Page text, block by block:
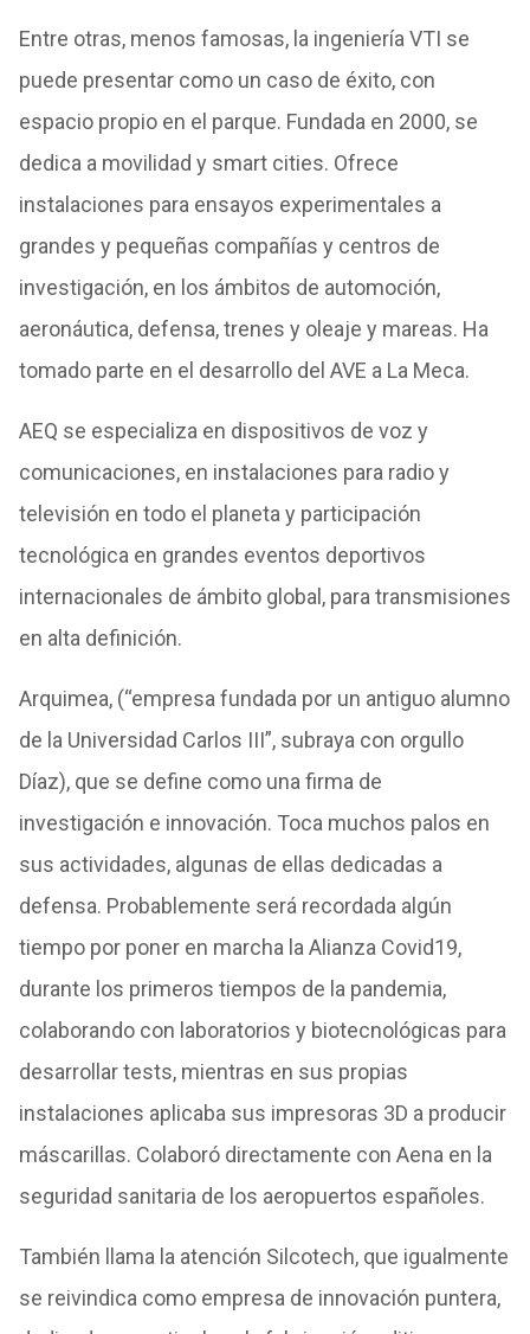
Entre otras, menos famosas, la ingeniería VTI se
puede presentar como un caso de éxito, con
espacio propio en el parque. Fundada en 2000, se
dedica a movilidad y smart cities. Ofrece
instalaciones para ensayos experimentales a
grandes y pequeñas compañías y centros de
investigación, en los ámbitos de automoción,
aeronáutica, defensa, trenes y oleaje y mareas. Ha
tomado parte en el desarrollo del AVE a La Meca.
AEQ se especializa en dispositivos de voz y
comunicaciones, en instalaciones para radio y
televisión en todo el planeta y participación
tecnológica en grandes eventos deportivos
internacionales de ámbito global, para transmisiones
en alta definición.
Arquimea, (“empresa fundada por un antiguo alumno
de la Universidad Carlos III”, subraya con orgullo
Díaz), que se define como una firma de
investigación e innovación. Toca muchos palos en
sus actividades, algunas de ellas dedicadas a
defensa. Probablemente será recordada algún
tiempo por poner en marcha la Alianza Covid19,
durante los primeros tiempos de la pandemia,
colaborando con laboratorios y biotecnológicas para
desarrollar tests, mientras en sus propias
instalaciones aplicaba sus impresoras 3D a producir
máscarillas. Colaboró directamente con Aena en la
seguridad sanitaria de los aeropuertos españoles.
También llama la atención Silcotech, que igualmente
se reivindica como empresa de innovación puntera,